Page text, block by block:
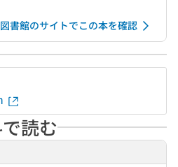
書館のサイトでこの本を確認
読む